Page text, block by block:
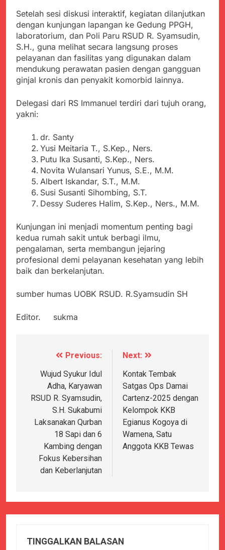
Kursi Roda, Warga Haru
dan Bersyukur
Data Ganda Capai 6
Juta, BGN Benahi Basis
Penerima Program
Makan Bergizi Gratis
Agustus 6, 2026
Zulhas Pastikan SPPG
di Wilayah 3T Tuntas
Pekan Ini, Integrasi
Data MBG Hampir
Rampung
Agustus 6, 2026
Bobby Maulana Pastikan
Yani Tetap Bersih,
Pemkot Sukabumi
Agustus 6, 2026
adalah Investasi
Peradaban dan Upaya
Cegah Stunting
Wujud Kepedulian Polri,
Kapolresta Sumenep
Koordinasikan dan
Berangkatkan Empat
Korban Kebakaran KMP
Mutiara Sentosa 2 ke
Posko Pusat Tg. Perak
Agustus 5, 2026
SMA Negeri Nyalindung
Sukabumi Diduga
Lakukan Pungutan
melalui Komite Sekolah,
Bertentangan dengan
Edaran Disdik Jabar
Agustus 4, 2026
Ketua Umum FSP
Maritim Indonesia
Bantah Isu Mogok
Nasional TKBM: “Belum
Ada Keputusan Resmi”
Agustus 3, 2026
Menjelajahi Potensi
Alam dan Kehangatan
Gotong Royong di
Setelah sesi diskusi interaktif, kegiatan dilanjutkan
dengan kunjungan lapangan ke Gedung PPGH,
laboratorium, dan Poli Paru RSUD R. Syamsudin,
S.H., guna melihat secara langsung proses
pelayanan dan fasilitas yang digunakan dalam
mendukung perawatan pasien dengan gangguan
ginjal kronis dan penyakit komorbid lainnya.
Delegasi dari RS Immanuel terdiri dari tujuh orang,
yakni:
dr. Santy
Yusi Meitaria T., S.Kep., Ners.
Putu Ika Susanti, S.Kep., Ners.
Novita Wulansari Yunus, S.E., M.M.
Albert Iskandar, S.T., M.M.
Susi Susanti Sihombing, S.T.
Dessy Suderes Halim, S.Kep., Ners., M.M.
Kunjungan ini menjadi momentum penting bagi
kedua rumah sakit untuk berbagi ilmu,
pengalaman, serta membangun jejaring
profesional demi pelayanan kesehatan yang lebih
baik dan berkelanjutan.
sumber humas UOBK RSUD. R.Syamsudin SH
Editor. sukma
Navigasi
pos
Previous:
Wujud Syukur Idul
Adha, Karyawan
RSUD R. Syamsudin,
S.H. Sukabumi
Laksanakan Qurban
18 Sapi dan 6
Kambing dengan
Fokus Kebersihan
dan Keberlanjutan
Next:
Kontak Tembak
Satgas Ops Damai
Cartenz-2025 dengan
Kelompok KKB
Egianus Kogoya di
Wamena, Satu
Anggota KKB Tewas
TINGGALKAN BALASAN